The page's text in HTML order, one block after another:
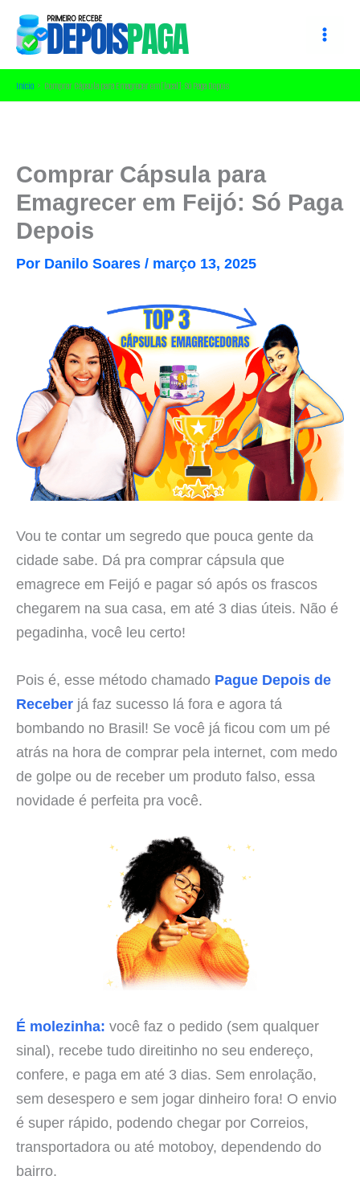
para
conteúdo
Início Comprar Cápsula para Emagrecer em [local]: Só Paga Depois
Comprar Cápsula para
Emagrecer em Feijó: Só Paga
Depois
Por Danilo Soares / março 13, 2025
Vou te contar um segredo que pouca gente da
cidade sabe. Dá pra comprar cápsula que
emagrece em Feijó e pagar só após os frascos
chegarem na sua casa, em até 3 dias úteis. Não é
pegadinha, você leu certo!
Pois é, esse método chamado Pague Depois de
Receber já faz sucesso lá fora e agora tá
bombando no Brasil! Se você já ficou com um pé
atrás na hora de comprar pela internet, com medo
de golpe ou de receber um produto falso, essa
novidade é perfeita pra você.
É molezinha: você faz o pedido (sem qualquer
sinal), recebe tudo direitinho no seu endereço,
confere, e paga em até 3 dias. Sem enrolação,
sem desespero e sem jogar dinheiro fora! O envio
é super rápido, podendo chegar por Correios,
transportadora ou até motoboy, dependendo do
bairro.